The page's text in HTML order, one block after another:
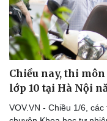
Lịch thi đấu bóng đá
Thế giới thể thao
eSports
Hậu trường
Chiều nay, thi
lớp 10 tại Hà Nội
VOV.VN - Chiều 1/6,